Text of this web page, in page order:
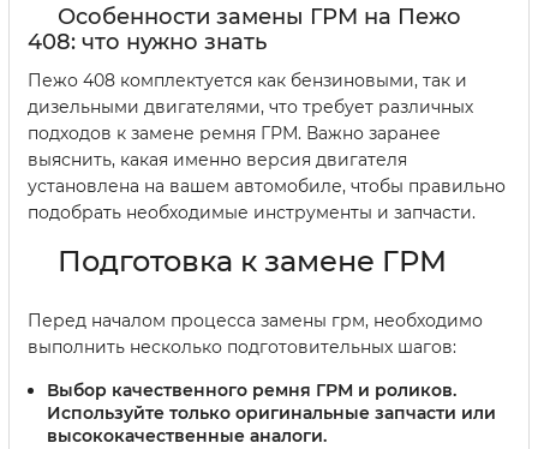
Особенности замены ГРМ на Пежо
408: что нужно знать
Пежо 408 комплектуется как бензиновыми, так и
дизельными двигателями, что требует различных
подходов к замене ремня ГРМ. Важно заранее
выяснить, какая именно версия двигателя
установлена на вашем автомобиле, чтобы правильно
подобрать необходимые инструменты и запчасти.
Подготовка к замене ГРМ
Перед началом процесса замены грм, необходимо
выполнить несколько подготовительных шагов:
Выбор качественного ремня ГРМ и роликов.
Используйте только оригинальные запчасти или
высококачественные аналоги.